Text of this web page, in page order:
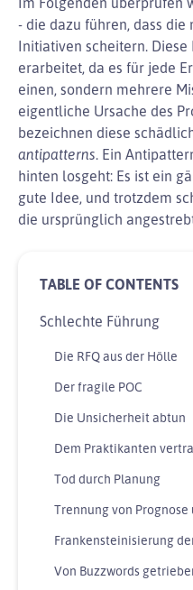
- die dazu führen, dass
Initiativen scheitern.
erarbeitet, da es für jede
einen, sondern mehrere
eigentliche Ursache des
bezeichnen diese
antipatterns. Ein
hinten losgeht: Es ist ein
gute Idee, und trotzdem
die ursprünglich
Schlechte Führung
Die RFQ aus der Hölle
Der fragile POC
Die Unsicherheit abtun
Dem Praktikanten
Tod durch Planung
Trennung von
Frankensteinisierung
Von Buzzwords